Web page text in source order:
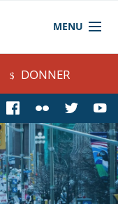
MENU
DONNER